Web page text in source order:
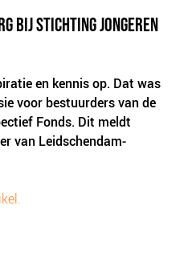
BIJ STICHTING JONGEREN
en kennis op. Dat was
voor bestuurders van de
Fonds. Dit meldt
van Leidschendam-